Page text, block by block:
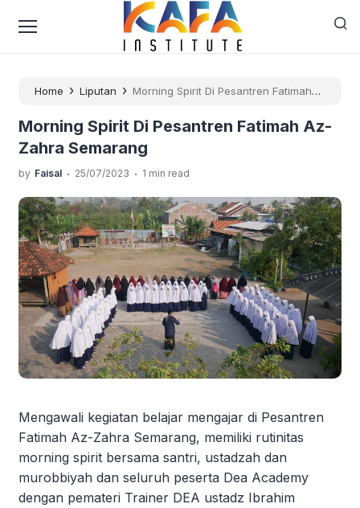
Home › Liputan › Morning Spirit Di Pesantren Fatimah
Morning Spirit Di Pesantren Fatimah Az-
Zahra Semarang
by Faisal . 25/07/2023 . 1 min read
Mengawali kegiatan belajar mengajar di Pesantren
Fatimah Az-Zahra Semarang, memiliki rutinitas
morning spirit bersama santri, ustadzah dan
murobbiyah dan seluruh peserta Dea Academy
dengan pemateri Trainer DEA ustadz Ibrahim